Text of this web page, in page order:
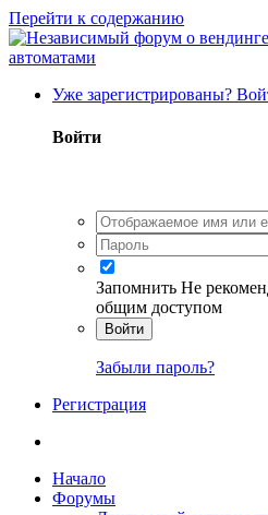
Перейти к содержанию
Уже зарегистрированы?
Войти
Запомнить Не
общим доступом
Войти
Забыли пароль?
Регистрация
Начало
Форумы